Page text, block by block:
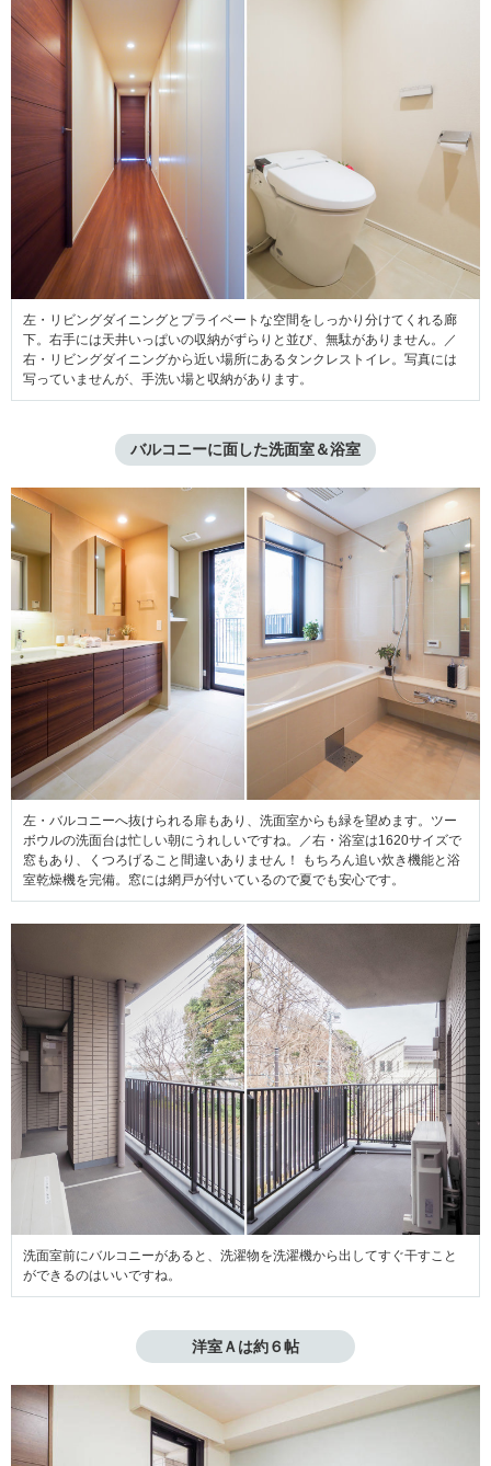
左・リビングダイニングとプライベートな空間をしっかり分けてくれる廊
下。右手には天井いっぱいの収納がずらりと並び、無駄がありません。／
右・リビングダイニングから近い場所にあるタンクレストイレ。写真には
写っていませんが、手洗い場と収納があります。
バルコニーに面した洗面室＆浴室
左・バルコニーへ抜けられる扉もあり、洗面室からも緑を望めます。ツー
ボウルの洗面台は忙しい朝にうれしいですね。／右・浴室は1620サイズで
窓もあり、くつろげること間違いありません！ もちろん追い炊き機能と浴
室乾燥機を完備。窓には網戸が付いているので夏でも安心です。
洗面室前にバルコニーがあると、洗濯物を洗濯機から出してすぐ干すこと
ができるのはいいですね。
洋室Ａは約６帖